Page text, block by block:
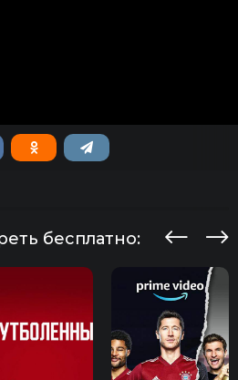
бесплатно: